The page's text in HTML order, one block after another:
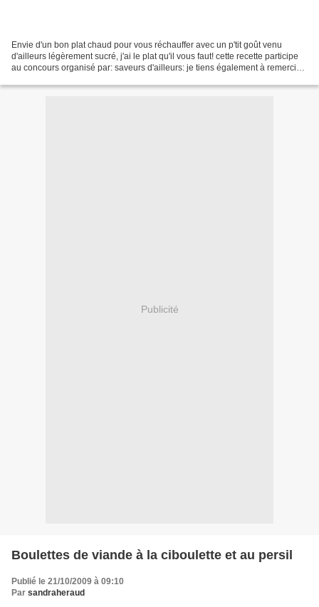
Envie d'un bon plat chaud pour vous réchauffer avec un p'tit goût venu
d'ailleurs légèrement sucré, j'ai le plat qu'il vous faut! cette recette participe
au concours organisé par: saveurs d'ailleurs: je tiens également à remercier
Publicité
Boulettes de viande à la ciboulette et au persil
Publié le 21/10/2009 à 09:10
Par sandraheraud